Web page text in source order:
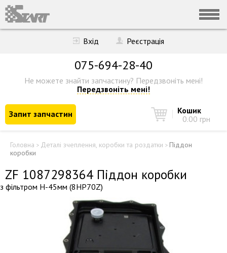
Вхід Реєстрація
075-694-28-40
Не можете знайти запчастину? Передзвоніть мені!
Передзвоніть мені!
Запит запчастин
Кошик
0.00 грн
Головна > Деталі зчеплення, коробки та роздатки > Піддон
коробки
ZF 1087298364 Піддон коробки
з фільтром H-45мм (8HP70Z)